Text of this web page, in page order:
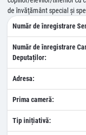
de învăţământ special şi
Număr de înregistrare
Număr de înregistrare
Deputaților:
Adresa:
Prima cameră:
Tip inițiativă: